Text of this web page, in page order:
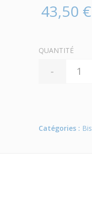
43,50 €
QUANTITÉ
-
Catégories :